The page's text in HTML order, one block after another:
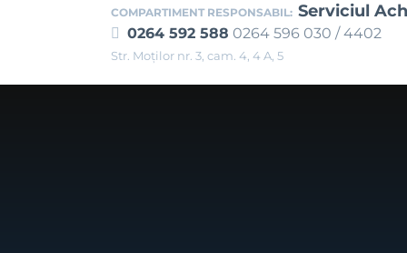
COMPARTIMENT RESPONSABIL: Serviciul
0264 592 588 0264 596 030 / 4402
Str. Moţilor nr. 3, cam. 4, 4 A, 5